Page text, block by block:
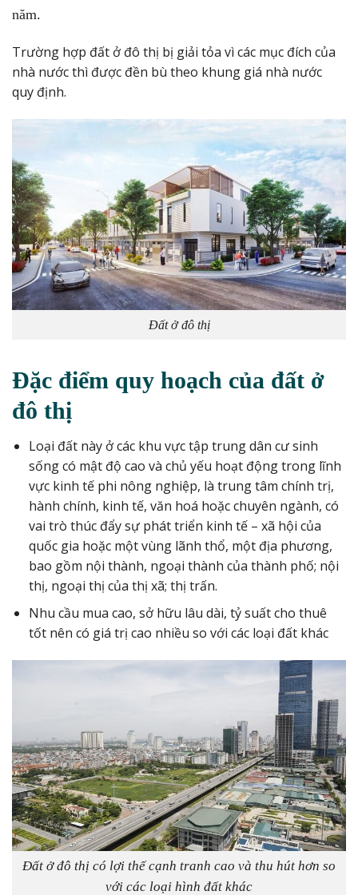
năm.
Trường hợp đất ở đô thị bị giải tỏa vì các mục đích của
nhà nước thì được đền bù theo khung giá nhà nước
quy định.
Đất ở đô thị
Đặc điểm quy hoạch của đất ở
đô thị
Loại đất này ở các khu vực tập trung dân cư sinh
sống có mật độ cao và chủ yếu hoạt động trong lĩnh
vực kinh tế phi nông nghiệp, là trung tâm chính trị,
hành chính, kinh tế, văn hoá hoặc chuyên ngành, có
vai trò thúc đẩy sự phát triển kinh tế – xã hội của
quốc gia hoặc một vùng lãnh thổ, một địa phương,
bao gồm nội thành, ngoại thành của thành phố; nội
thị, ngoại thị của thị xã; thị trấn.
Nhu cầu mua cao, sở hữu lâu dài, tỷ suất cho thuê
tốt nên có giá trị cao nhiều so với các loại đất khác
Đất ở đô thị có lợi thế cạnh tranh cao và thu hút hơn so
với các loại hình đất khác